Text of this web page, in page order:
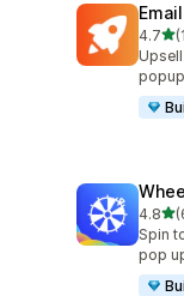
4.75
合計レ
4.85
合計
Spin
pop